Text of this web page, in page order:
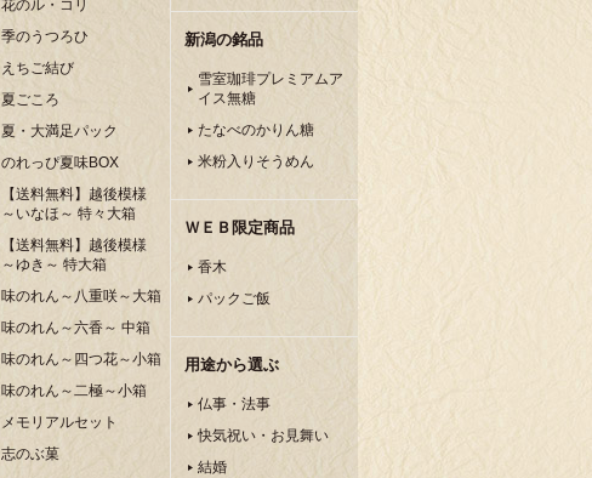
花のル・コリ
季のうつろひ
えちご結び
夏ごころ
夏・大満足パック
のれっぴ夏味BOX
【送料無料】越後模様
～いなほ～ 特々大箱
【送料無料】越後模様
～ゆき～ 特大箱
味のれん～八重咲～大箱
味のれん～六香～ 中箱
味のれん～四つ花～小箱
味のれん～二極～小箱
メモリアルセット
志のぶ菓
新潟の銘品
雪室珈琲プレミアムア
イス無糖
たなべのかりん糖
米粉入りそうめん
ＷＥＢ限定商品
香木
パックご飯
用途から選ぶ
仏事・法事
快気祝い・お見舞い
結婚